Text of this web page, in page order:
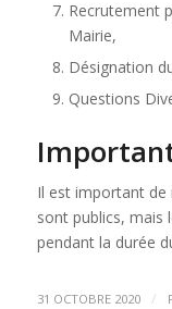
Recrutement
Mairie,
Désignation
Questions
Il est important de
sont publics, mais
pendant la durée
31 OCTOBRE 2020 /